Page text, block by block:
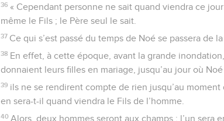
36 « Cependant personne ne sait quand viendra ce
même le Fils ; le Père seul le sait.
37 Ce qui s’est passé du temps de Noé se passera de
38 En effet, à cette époque, avant la grande
donnaient leurs filles en mariage, jusqu’au jour où Noé
39 ils ne se rendirent compte de rien jusqu’au
en sera-t-il quand viendra le Fils de l’homme.
40 Alors, deux hommes seront aux champs : l’un sera